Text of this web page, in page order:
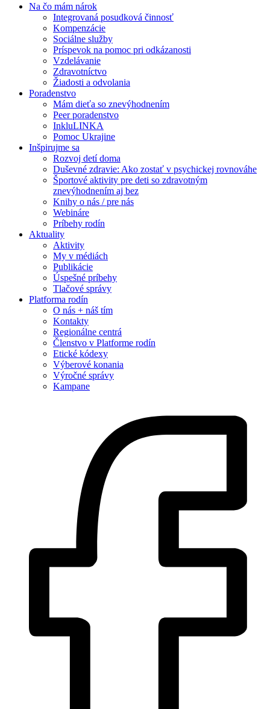
Na čo mám nárok
Integrovaná posudková činnosť
Kompenzácie
Sociálne služby
Príspevok na pomoc pri odkázanosti
Vzdelávanie
Zdravotníctvo
Žiadosti a odvolania
Poradenstvo
Mám dieťa so znevýhodnením
Peer poradenstvo
InkluLINKA
Pomoc Ukrajine
Inšpirujme sa
Rozvoj detí doma
Duševné zdravie: Ako zostať v psychickej rovnováhe
Športové aktivity pre deti so zdravotným
znevýhodnením aj bez
Knihy o nás / pre nás
Webináre
Príbehy rodín
Aktuality
Aktivity
My v médiách
Publikácie
Úspešné príbehy
Tlačové správy
Platforma rodín
O nás + náš tím
Kontakty
Regionálne centrá
Členstvo v Platforme rodín
Etické kódexy
Výberové konania
Výročné správy
Kampane